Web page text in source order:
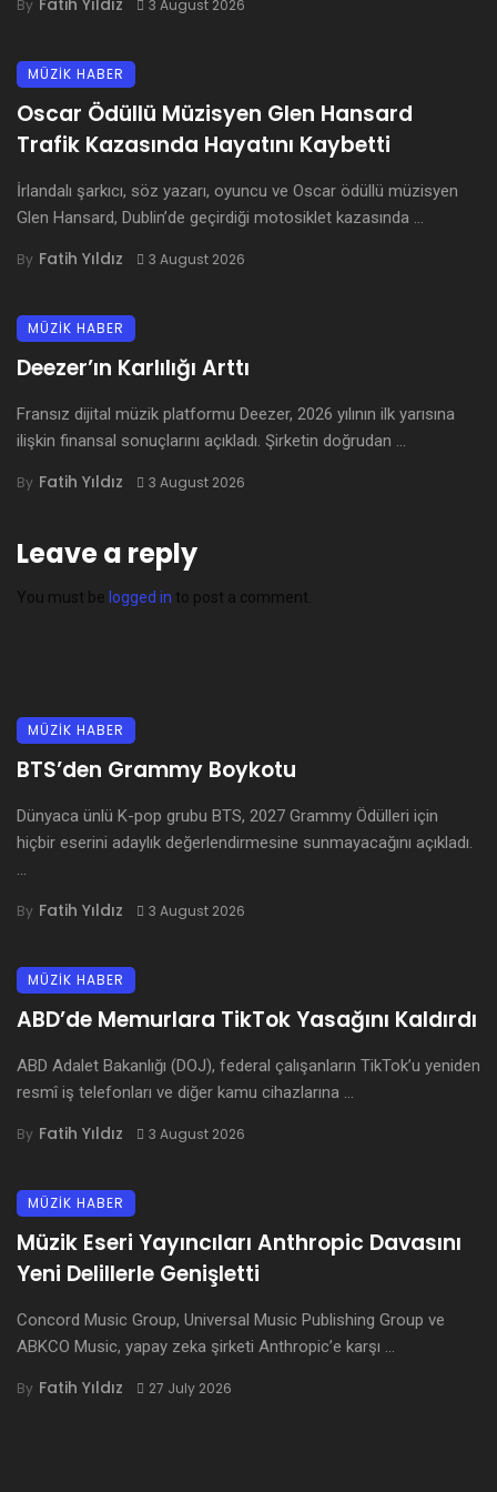
By Fatih Yıldız 3 August 2026
MÜZİK HABER
Oscar Ödüllü Müzisyen Glen Hansard
Trafik Kazasında Hayatını Kaybetti
İrlandalı şarkıcı, söz yazarı, oyuncu ve Oscar ödüllü müzisyen
Glen Hansard, Dublin’de geçirdiği motosiklet kazasında ...
By Fatih Yıldız 3 August 2026
MÜZİK HABER
Deezer’ın Karlılığı Arttı
Fransız dijital müzik platformu Deezer, 2026 yılının ilk yarısına
ilişkin finansal sonuçlarını açıkladı. Şirketin doğrudan ...
By Fatih Yıldız 3 August 2026
Leave a reply
You must be logged in to post a comment.
MÜZİK HABER
BTS’den Grammy Boykotu
Dünyaca ünlü K-pop grubu BTS, 2027 Grammy Ödülleri için
hiçbir eserini adaylık değerlendirmesine sunmayacağını açıkladı.
...
By Fatih Yıldız 3 August 2026
MÜZİK HABER
ABD’de Memurlara TikTok Yasağını Kaldırdı
ABD Adalet Bakanlığı (DOJ), federal çalışanların TikTok’u yeniden
resmî iş telefonları ve diğer kamu cihazlarına ...
By Fatih Yıldız 3 August 2026
MÜZİK HABER
Müzik Eseri Yayıncıları Anthropic Davasını
Yeni Delillerle Genişletti
Concord Music Group, Universal Music Publishing Group ve
ABKCO Music, yapay zeka şirketi Anthropic’e karşı ...
By Fatih Yıldız 27 July 2026